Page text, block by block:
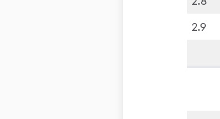
2.9